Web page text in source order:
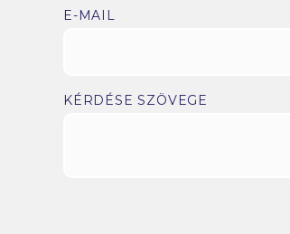
E-MAIL
KÉRDÉSE SZÖVEGE